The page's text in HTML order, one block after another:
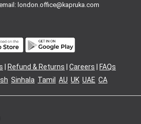
london.office@kapruka.com
Refund & Returns Careers
FAQs
Sinhala Tamil AU UK UAE CA